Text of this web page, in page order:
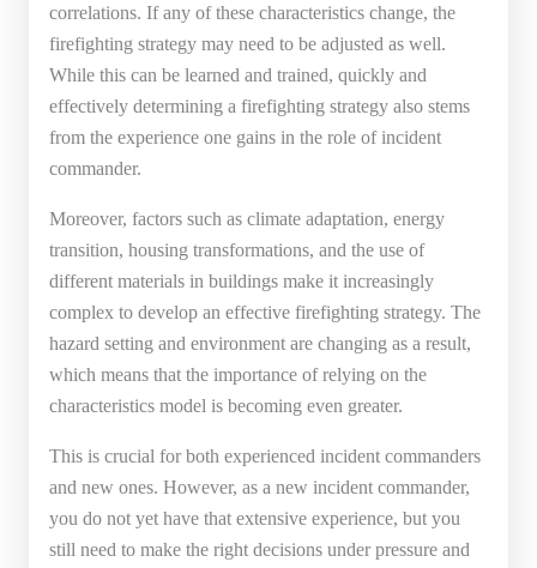
correlations. If any of these characteristics change, the
firefighting strategy may need to be adjusted as well.
While this can be learned and trained, quickly and
effectively determining a firefighting strategy also stems
from the experience one gains in the role of incident
commander.
Moreover, factors such as climate adaptation, energy
transition, housing transformations, and the use of
different materials in buildings make it increasingly
complex to develop an effective firefighting strategy. The
hazard setting and environment are changing as a result,
which means that the importance of relying on the
characteristics model is becoming even greater.
This is crucial for both experienced incident commanders
and new ones. However, as a new incident commander,
you do not yet have that extensive experience, but you
still need to make the right decisions under pressure and